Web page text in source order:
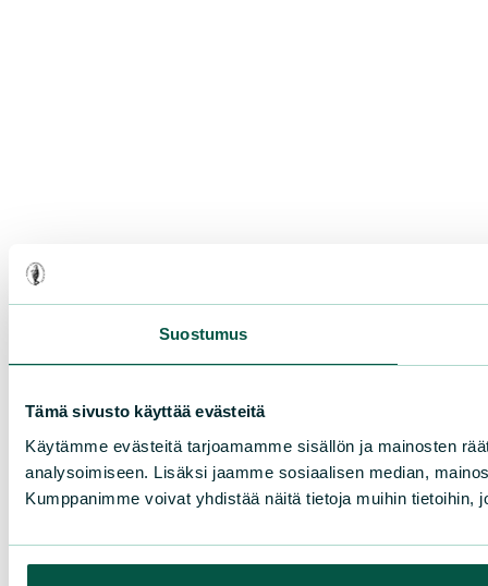
Suostumus
Tämä sivusto käyttää evästeitä
Käytämme evästeitä tarjoamamme sisällön ja mainosten
analysoimiseen. Lisäksi jaamme sosiaalisen median,
Kumppanimme voivat yhdistää näitä tietoja muihin tietoihin,